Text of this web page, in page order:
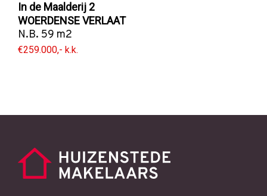
In de Maalderij 2
WOERDENSE VERLAAT
N.B. 59 m2
€259.000,- k.k.